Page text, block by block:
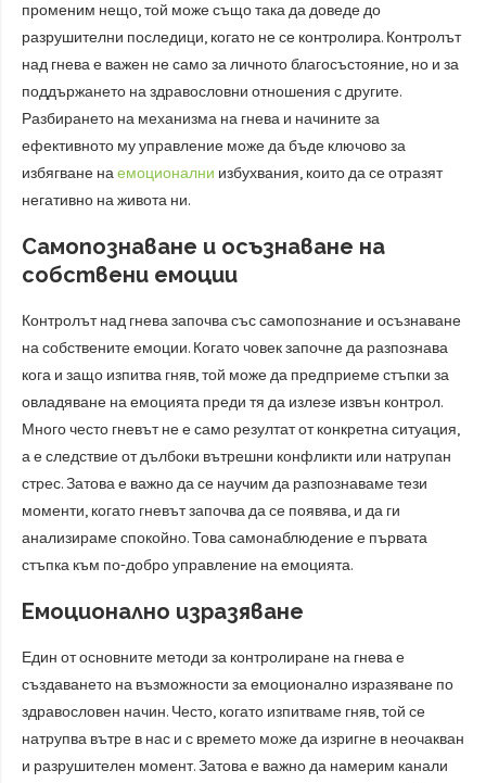
променим нещо, той може също така да доведе до
разрушителни последици, когато не се контролира. Контролът
над гнева е важен не само за личното благосъстояние, но и за
поддържането на здравословни отношения с другите.
Разбирането на механизма на гнева и начините за
ефективното му управление може да бъде ключово за
избягване наемоционални избухвания, които да се отразят
негативно на живота ни.
Самопознаване и осъзнаване на
собствени емоции
Контролът над гнева започва със самопознание и осъзнаване
на собствените емоции. Когато човек започне да разпознава
кога и защо изпитва гняв, той може да предприеме стъпки за
овладяване на емоцията преди тя да излезе извън контрол.
Много често гневът не е само резултат от конкретна ситуация,
а е следствие от дълбоки вътрешни конфликти или натрупан
стрес. Затова е важно да се научим да разпознаваме тези
моменти, когато гневът започва да се появява, и да ги
анализираме спокойно. Това самонаблюдение е първата
стъпка към по-добро управление на емоцията.
Емоционално изразяване
Един от основните методи за контролиране на гнева е
създаването на възможности за емоционално изразяване по
здравословен начин. Често, когато изпитваме гняв, той се
натрупва вътре в нас и с времето може да изригне в неочакван
и разрушителен момент. Затова е важно да намерим канали